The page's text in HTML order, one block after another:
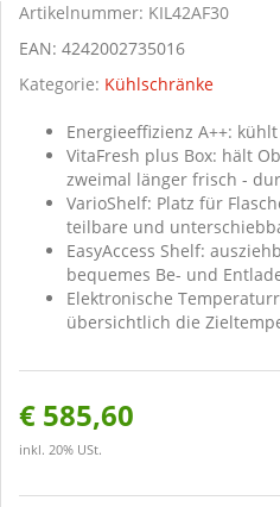
Artikelnummer: KIL42AF30
EAN: 4242002735016
Kategorie: Kühlschränke
Energieeffizienz A++:
VitaFresh plus Box: hält
zweimal länger frisch -
VarioShelf: Platz für
teilbare und
EasyAccess Shelf:
bequemes Be- und
Elektronische
übersichtlich die
€ 585,60
inkl. 20% USt.